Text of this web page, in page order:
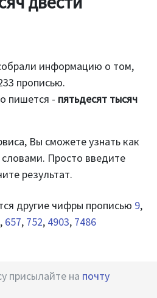
информацию о том,
прописью.
пишется - пятьдесят тысяч
Вы сможете узнать как
Просто введите
результат.
другие чифры прописью 9,
, 657, 752, 4903, 7486
присылайте на почту